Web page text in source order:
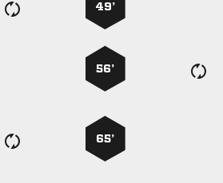
49’
56’
65’